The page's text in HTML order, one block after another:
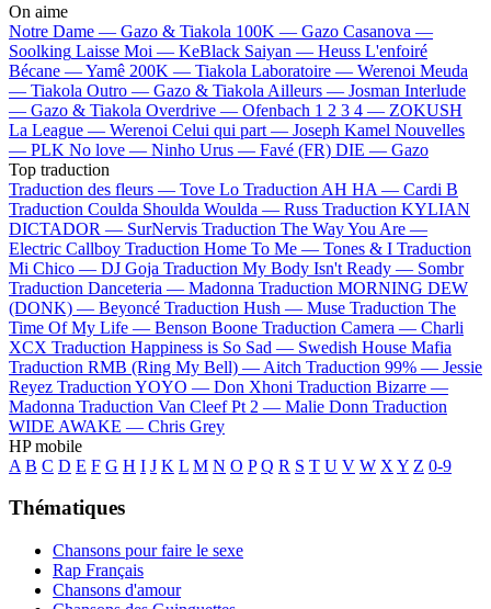
On aime
Notre Dame — Gazo & Tiakola 100K — Gazo Casanova —
Soolking Laisse Moi — KeBlack Saiyan — Heuss L'enfoiré
Bécane —Yamê 200K — Tiakola Laboratoire — Werenoi Meuda
— Tiakola Outro — Gazo & Tiakola Ailleurs — Josman Interlude
— Gazo & Tiakola Overdrive — Ofenbach 1 2 3 4 — ZOKUSH
La League — Werenoi Celui qui part — Joseph Kamel Nouvelles
— PLK No love — Ninho Urus — Favé (FR) DIE — Gazo
Top traduction
Traduction des fleurs — Tove Lo Traduction AH HA — Cardi B
Traduction Coulda Shoulda Woulda — Russ Traduction KYLIAN
DICTADOR — SurNervis Traduction The Way You Are —
Electric Callboy Traduction Home To Me — Tones & I Traduction
Mi Chico — DJ Goja Traduction My Body Isn't Ready — Sombr
Traduction Danceteria — Madonna Traduction MORNING DEW
(DONK) — Beyoncé Traduction Hush — Muse Traduction The
Time Of My Life — Benson Boone Traduction Camera — Charli
XCX Traduction Happiness is So Sad — Swedish House Mafia
Traduction RMB (Ring My Bell) — Aitch Traduction 99% — Jessie
Reyez Traduction YOYO — Don Xhoni Traduction Bizarre —
Madonna Traduction Van Cleef Pt 2 — Malie Donn Traduction
WIDE AWAKE — Chris Grey
HP mobile
A B C D E F G H I J K L M N O P Q R S T U V W X Y Z 0-9
Thématiques
Chansons pour faire le sexe
Rap Français
Chansons d'amour